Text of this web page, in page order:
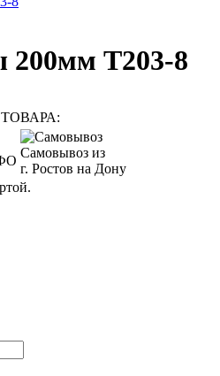
200мм Т203-8
Самовывоз из
г. Ростов на Дону